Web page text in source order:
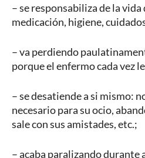
– se responsabiliza de la
medicación, higiene,
– va perdiendo
porque el enfermo cada vez
– se desatiende a si mismo:
necesario para su ocio,
sale con sus amistades, etc.;
– acaba paralizando durante